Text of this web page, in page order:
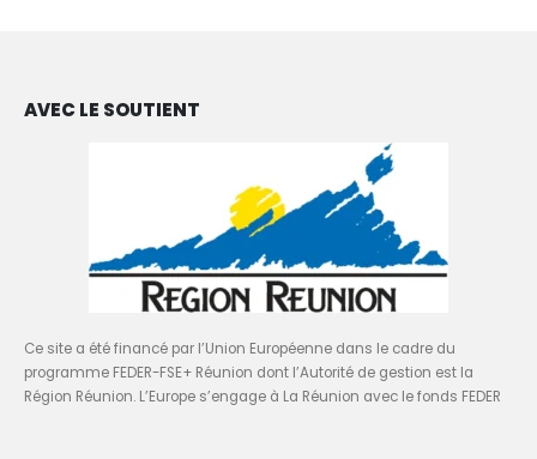
AVEC LE SOUTIENT
Ce site a été financé par l’Union Européenne dans le cadre du
programme FEDER-FSE+ Réunion dont l’Autorité de gestion est la
Région Réunion. L’Europe s’engage à La Réunion avec le fonds FEDER